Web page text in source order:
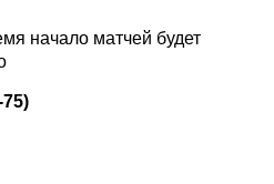
начало матчей будет